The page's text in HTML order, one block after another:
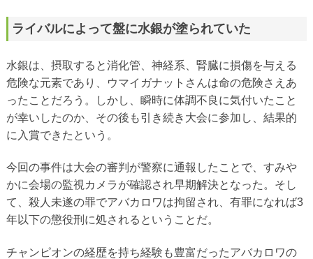
ライバルによって盤に水銀が塗られていた
水銀は、摂取すると消化管、神経系、腎臓に損傷を与える
危険な元素であり、ウマイガナットさんは命の危険さえあ
ったことだろう。しかし、瞬時に体調不良に気付いたこと
が幸いしたのか、その後も引き続き大会に参加し、結果的
に入賞できたという。
今回の事件は大会の審判が警察に通報したことで、すみや
かに会場の監視カメラが確認され早期解決となった。そし
て、殺人未遂の罪でアバカロワは拘留され、有罪になれば3
年以下の懲役刑に処されるということだ。
チャンピオンの経歴を持ち経験も豊富だったアバカロワの